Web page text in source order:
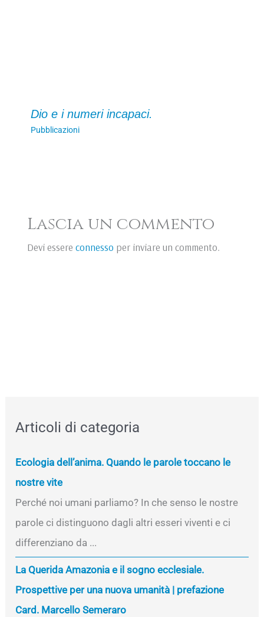
Dio e i numeri incapaci.
Pubblicazioni
Lascia un commento
Devi essere connesso per inviare un commento.
Articoli di categoria
Ecologia dell’anima. Quando le parole toccano le
nostre vite
Perché noi umani parliamo? In che senso le nostre
parole ci distinguono dagli altri esseri viventi e ci
differenziano da ...
La Querida Amazonia e il sogno ecclesiale.
Prospettive per una nuova umanità | prefazione
Card. Marcello Semeraro